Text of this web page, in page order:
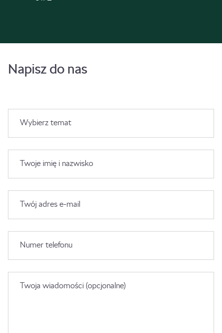
Napisz do nas
Wybierz temat
Twoje imię i nazwisko
Twój adres e-mail
Numer telefonu
Twoja wiadomości (opcjonalne)